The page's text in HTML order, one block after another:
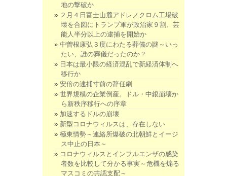
地の撃破か
２月４日富士山麓アドレノクロム工場破
壊を合図にトランプ軍が政治家９割、芸
能人半分以上の逮捕を開始か
中曽根康弘３度にわたる葬儀の謎～いっ
たい、誰の葬儀だったのか？
日本は最小限の経済混乱で新経済体制へ
移行か
安倍の逮捕寸前の辞任劇
世界規模の企業倒産。ドル・中銀崩壊か
ら新秩序移行への序章
加速するドルの崩壊
新型コロナウィルスは、存在しない
極東情勢～連絡所爆破の北朝鮮とイージ
ス中止の日本～
コロナウィルスとインフルエンザの感染
者数を比較して分かる事実～危機を煽る
マスコミの共認支配～